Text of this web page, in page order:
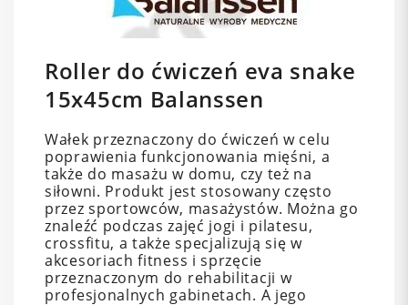
Roller do ćwiczeń eva snake
15x45cm Balanssen
Wałek przeznaczony do ćwiczeń w celu
poprawienia funkcjonowania mięśni, a
także do masażu w domu, czy też na
siłowni. Produkt jest stosowany często
przez sportowców, masażystów. Można go
znaleźć podczas zajęć jogi i pilatesu,
crossfitu, a także specjalizują się w
akcesoriach fitness i sprzęcie
przeznaczonym do rehabilitacji w
profesjonalnych gabinetach. A jego